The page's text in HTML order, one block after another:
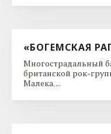
«БОГЕМСКАЯ
Многострадальный
британской рок-
Малека. ...